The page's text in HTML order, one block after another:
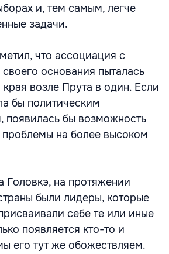
и, тем самым, легче
задачи.
что ассоциация с
основания пыталась
края возле Прута в один. Если
бы политическим
бы возможность
на более высоком
Головкэ, на протяжении
были лидеры, которые
себе те или иные
появляется кто-то и
его тут же обожествляем.